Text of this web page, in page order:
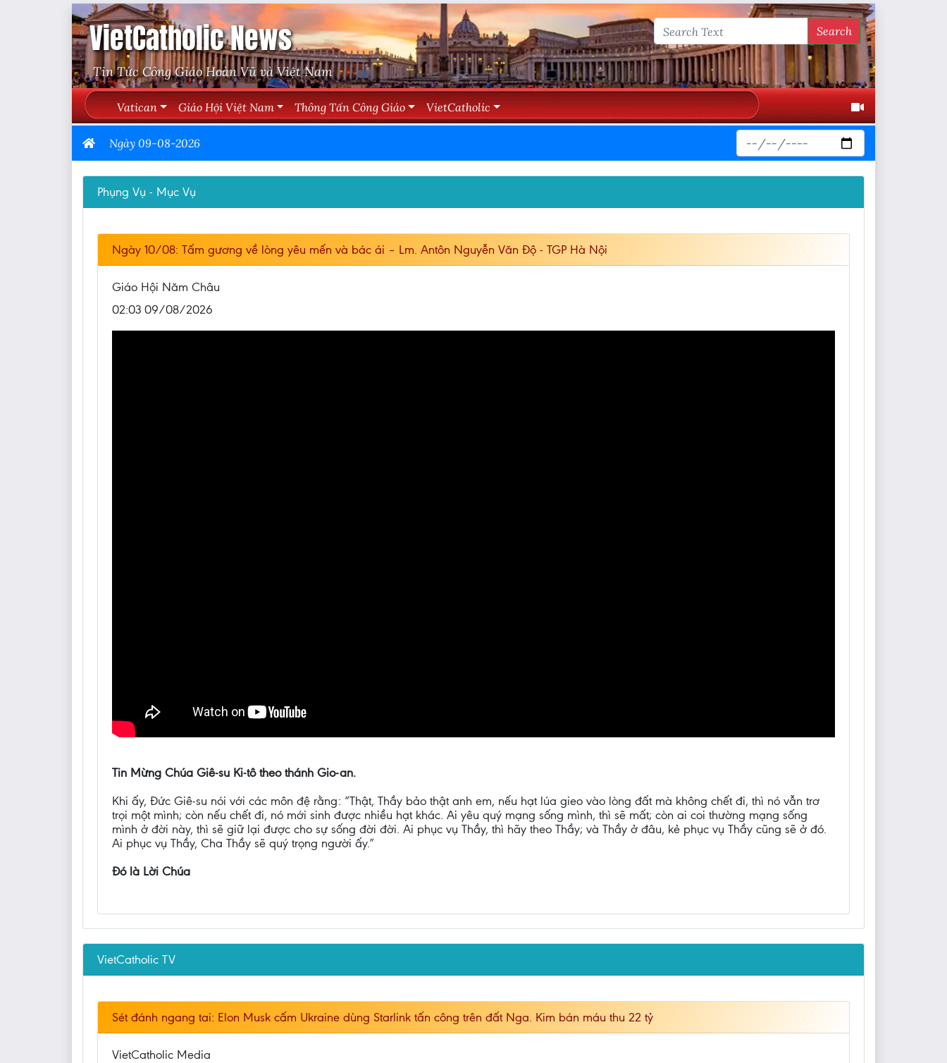
VietCatholic News
Tin Tức Công Giáo Hoàn Vũ và Việt Nam
Search
Vatican Giáo Hội Việt Nam Thông Tấn Công Giáo VietCatholic
Ngày 09-08-2026
Phụng Vụ - Mục Vụ
Ngày 10/08: Tấm gương về lòng yêu mến và bác ái – Lm. Antôn Nguyễn Văn Độ - TGP Hà Nội
Giáo Hội Năm Châu
02:03 09/08/2026
Tin Mừng Chúa Giê-su Ki-tô theo thánh Gio-an.
Khi ấy, Đức Giê-su nói với các môn đệ rằng: “Thật, Thầy bảo thật anh em, nếu hạt lúa gieo vào lòng đất mà không chết đi, thì nó vẫn trơ
trọi một mình; còn nếu chết đi, nó mới sinh được nhiều hạt khác. Ai yêu quý mạng sống mình, thì sẽ mất; còn ai coi thường mạng sống
mình ở đời này, thì sẽ giữ lại được cho sự sống đời đời. Ai phục vụ Thầy, thì hãy theo Thầy; và Thầy ở đâu, kẻ phục vụ Thầy cũng sẽ ở đó.
Ai phục vụ Thầy, Cha Thầy sẽ quý trọng người ấy.”
Đó là Lời Chúa
VietCatholic TV
Sét đánh ngang tai: Elon Musk cấm Ukraine dùng Starlink tấn công trên đất Nga. Kim bán máu thu 22 tỷ
VietCatholic Media